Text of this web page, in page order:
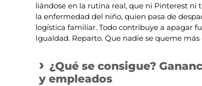
liándose en la rutina real, que ni Pinterest
la enfermedad del niño, quien pasa de
logística familiar. Todo contribuye a apagar
Igualdad. Reparto. Que nadie se queme más
¿Qué se consigue?
y empleados